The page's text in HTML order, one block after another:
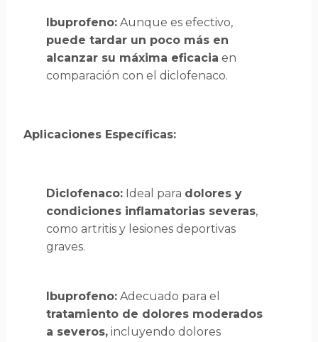
Ibuprofeno:Aunque es efectivo,
puede tardar un poco más en
alcanzar su máxima eficacia en
comparación con el diclofenaco.
Aplicaciones Específicas:
Diclofenaco:Ideal para dolores y
condiciones inflamatorias severas,
como artritis y lesiones deportivas
graves.
Ibuprofeno:Adecuado para el
tratamiento de dolores moderados
a severos,incluyendo dolores